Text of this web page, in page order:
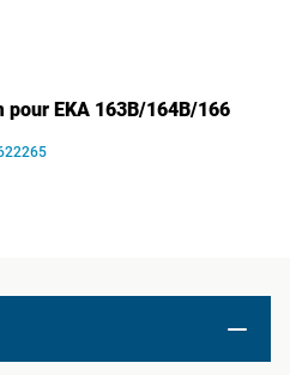
pour EKA 163B/164B/166